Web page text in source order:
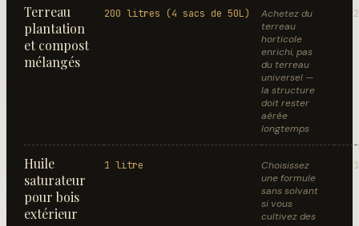
Terreau
plantation
et compost
mélangés
200 litres (4 sacs de 50L)
Achetez du
terreau
horticole
enrichi, pas
du terreau
universel —
la structure
doit rester
aérée
longtemps
Huile
saturateur
pour bois
extérieur
1 litre
Choisissez
une formule
sans solvant
si vous
cultivez des